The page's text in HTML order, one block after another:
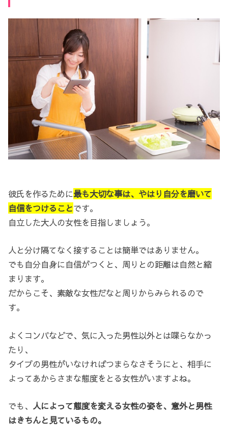
彼氏を作るために最も大切な事は、やはり自分を磨いて
自信をつけることです。
自立した大人の女性を目指しましょう。
人と分け隔てなく接することは簡単ではありません。
でも自分自身に自信がつくと、周りとの距離は自然と縮
まります。
だからこそ、素敵な女性だなと周りからみられるので
す。
よくコンパなどで、気に入った男性以外とは喋らなかっ
たり、
タイプの男性がいなければつまらなさそうにと、相手に
よってあからさまな態度をとる女性がいますよね。
でも、 人によって態度を変える女性の姿を、意外と男性
はきちんと見ているもの。